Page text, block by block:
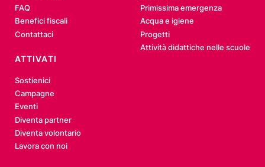
FAQ
Benefici fiscali
Contattaci
Primissima emergenza
Acqua e igiene
Progetti
Attività didattiche nelle scuole
ATTIVATI
Sostienici
Campagne
Eventi
Diventa partner
Diventa volontario
Lavora con noi